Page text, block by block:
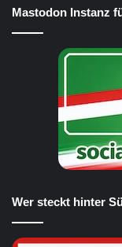
Mastodon Instanz
Wer steckt hinter